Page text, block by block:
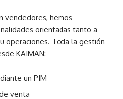
vendedores, hemos
orientadas tanto a
operaciones. Toda la gestión
KAIMAN:
un PIM
venta